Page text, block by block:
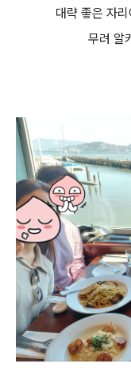
대략 좋은 자
무려 알